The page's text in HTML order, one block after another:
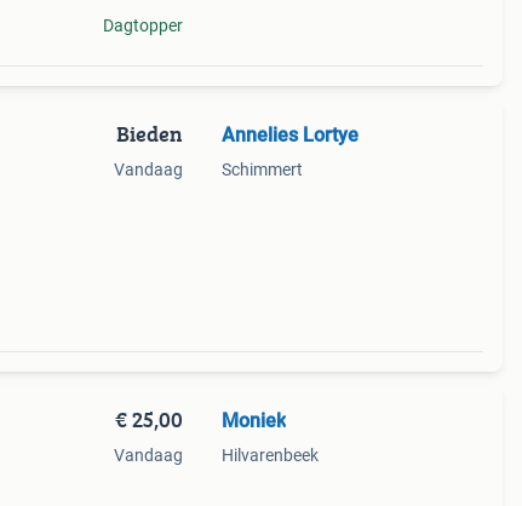
Dagtopper
Bieden
Vandaag
Annelies Lortye
Schimmert
€ 25,00
Vandaag
Moniek
Hilvarenbeek